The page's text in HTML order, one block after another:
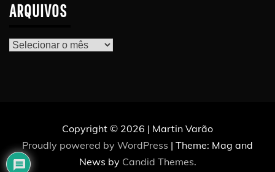
ARQUIVOS
Arquivos
Copyright © 2026 | Martin Varão
Proudly powered by WordPress | Theme: Mag and
News by Candid Themes.